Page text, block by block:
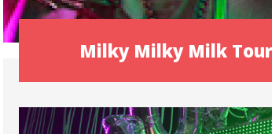
Milky Milky Milk